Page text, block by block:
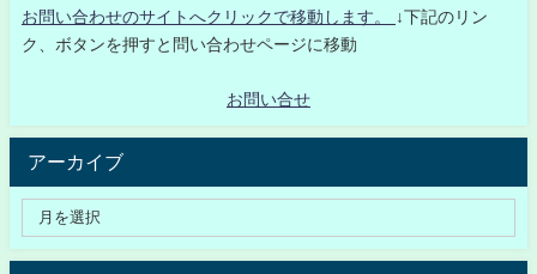
お問い合わせのサイトへクリックで移動します。
↓下記のリン
ク、ボタンを押すと問い合わせページに移動
お問い合せ
アーカイブ